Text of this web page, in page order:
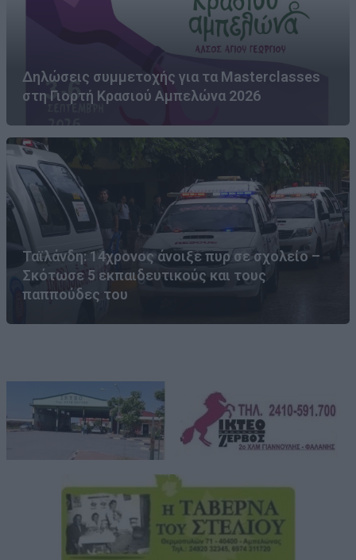
Δηλώσεις συμμετοχής για τα Masterclasses
στη Γιορτή Κρασιού Αμπελώνα 2026
Ταϊλάνδη: 14χρονος άνοιξε πυρ σε σχολείο –
Σκότωσε 5 εκπαιδευτικούς και τους
παππούδες του